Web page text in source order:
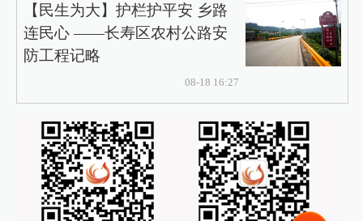
【民生为大】护栏护平安 乡路
连民心 ——长寿区农村公路安
防工程记略
08-18 16:27